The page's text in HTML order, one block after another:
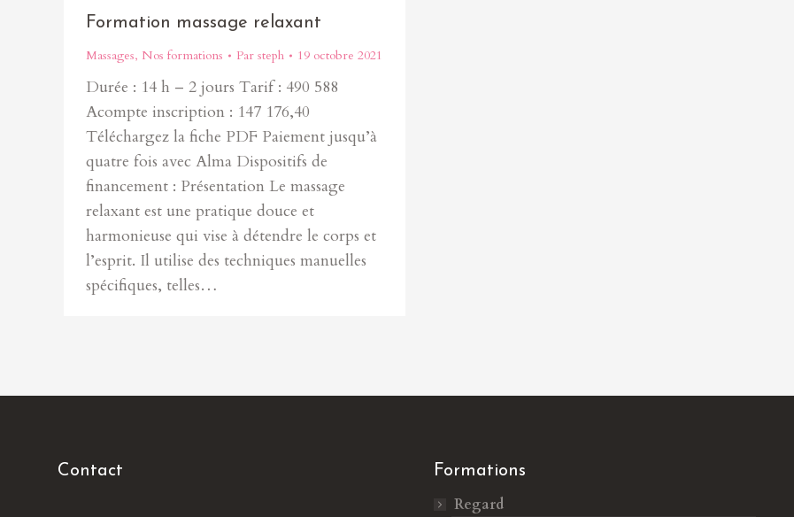
Formation massage relaxant
Massages, Nos formations Par steph 19 octobre 2021
Durée : 14 h – 2 jours Tarif : 490 588
Acompte inscription : 147 176,40
Téléchargez la fiche PDF Paiement jusqu’à
quatre fois avec Alma Dispositifs de
financement : Présentation Le massage
relaxant est une pratique douce et
harmonieuse qui vise à détendre le corps et
l’esprit. Il utilise des techniques manuelles
spécifiques, telles…
Contact Formations
Regard